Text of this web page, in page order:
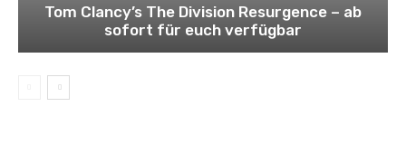
Tom Clancy’s The Division Resurgence – ab
sofort für euch verfügbar